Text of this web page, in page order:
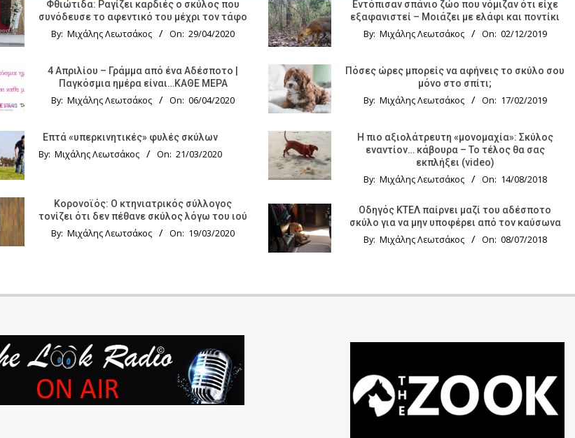
Φθιώτιδα: Ραγίζει καρδιές ο σκύλος που
συνόδευσε το αφεντικό του μέχρι τον τάφο
By: Μιχάλης Λεωτσάκος On: 29/04/2020
4 Απριλίου – Γράμμα από ένα Αδέσποτο |
Παγκόσμια ημέρα είναι…ΚΑΘΕ ΜΕΡΑ
By: Μιχάλης Λεωτσάκος On: 06/04/2020
Επτά «υπερκινητικές» φυλές σκύλων
By: Μιχάλης Λεωτσάκος On: 21/03/2020
Κορονοϊός: Ο κτηνιατρικός σύλλογος
τονίζει ότι δεν πέθανε σκύλος λόγω του ιού
By: Μιχάλης Λεωτσάκος On: 19/03/2020
Εντόπισαν σπάνιο ζώο που νόμιζαν ότι είχε
εξαφανιστεί – Μοιάζει με ελάφι και ποντίκι
By: Μιχάλης Λεωτσάκος On: 02/12/2019
Πόσες ώρες μπορείς να αφήνεις το σκύλο σου
μόνο στο σπίτι;
By: Μιχάλης Λεωτσάκος On: 17/02/2019
Η πιο αξιολάτρευτη «μονομαχία»: Σκύλος
εναντίον… κάβουρα – Το τέλος θα σας
εκπλήξει (video)
By: Μιχάλης Λεωτσάκος On: 14/08/2018
Οδηγός KTΕΛ παίρνει μαζί του αδέσποτο
σκύλο για να μην υποφέρει από τον καύσωνα
By: Μιχάλης Λεωτσάκος On: 08/07/2018